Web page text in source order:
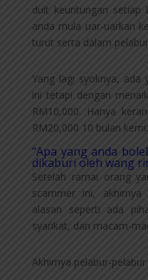
duit keuntungan setiap
anda mula uar-uarkan
turut serta dalam
Yang lagi syoknya, ada
ini tetapi dengan
RM10,000. Hanya
RM20,000 10 bulan
“Apa yang anda
dikaburi oleh wang
Setelah ramai orang
scammer ini,
alasan seperti ada
syarikat, dan macam-
Akhirnya pelabur-